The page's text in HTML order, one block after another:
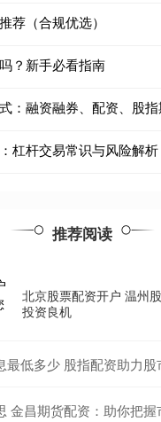
荐（合规优选）
？新手必看指南
：融资融券、配资、股指
杠杆交易常识与风险解析
推荐阅读
北京股票配资开户 温州
投资良机
少 股指配资助力股市征程：了解配
昌期货配资：助你把握市场